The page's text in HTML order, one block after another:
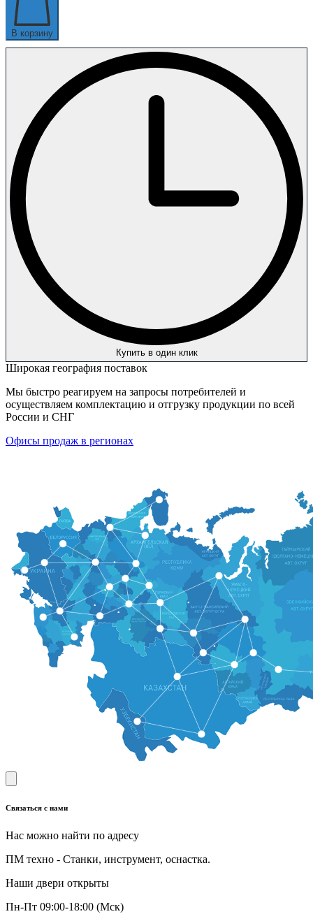
В корзину
Купить в один клик
Широкая география поставок
Мы быстро реагируем на запросы потребителей и
осуществляем комплектацию и отгрузку продукции по всей
России и СНГ
Офисы продаж в регионах
Связаться с нами
Нас можно найти по адресу
ПМ техно - Станки, инструмент, оснастка.
Наши двери открыты
Пн-Пт 09:00-18:00 (Мск)